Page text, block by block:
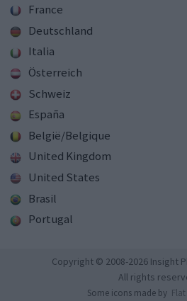
France
Deutschland
Italia
Österreich
Schweiz
España
België/Belgique
United Kingdom
United States
Brasil
Portugal
Copyright © 2008-2026 Insight
All rights
Some icons made by